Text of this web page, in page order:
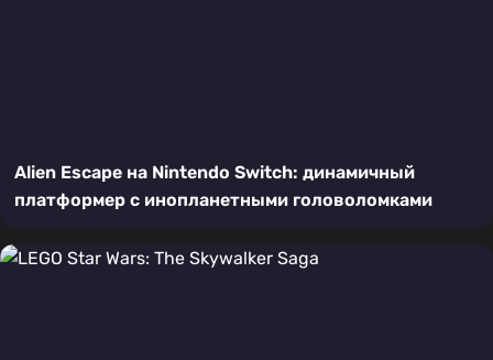
Alien Escape на Nintendo Switch: динамичный
платформер с инопланетными головоломками